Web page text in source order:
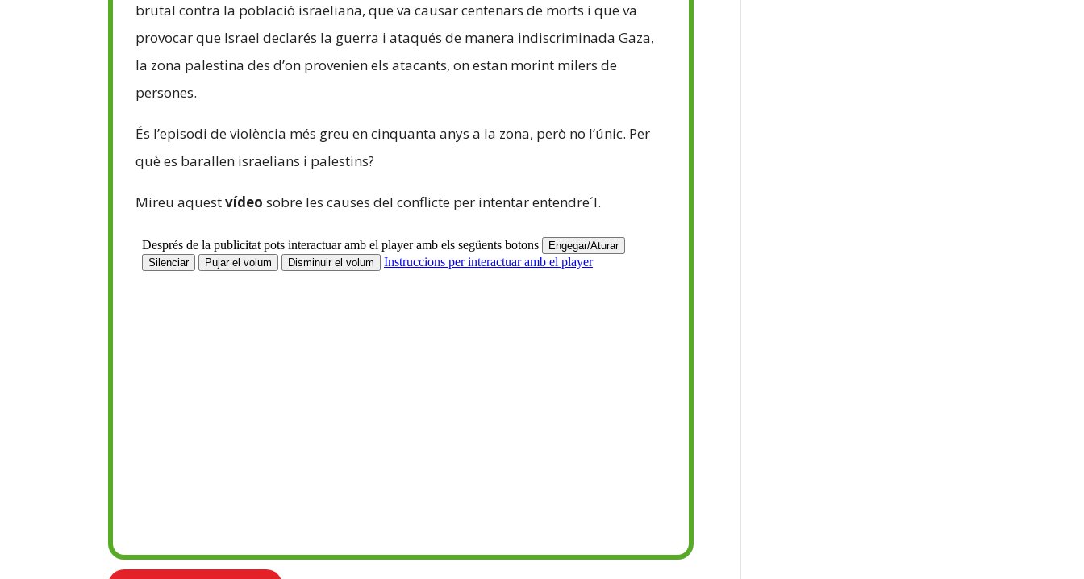
brutal contra la població israeliana, que va causar centenars de morts i que va
provocar que Israel declarés la guerra i ataqués de manera indiscriminada Gaza,
la zona palestina des d’on provenien els atacants, on estan morint milers de
persones.
És l’episodi de violència més greu en cinquanta anys a la zona, però no l’únic. Per
què es barallen israelians i palestins?
Mireu aquestvídeosobre les causes del conflicte per intentar entendre´l.